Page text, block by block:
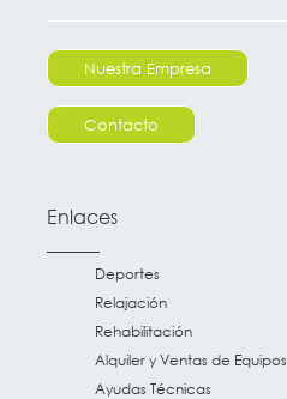
Nuestra Empresa
Contacto
Enlaces
Deportes
Relajación
Rehabilitación
Alquiler y Ventas de Equipos
Ayudas Técnicas